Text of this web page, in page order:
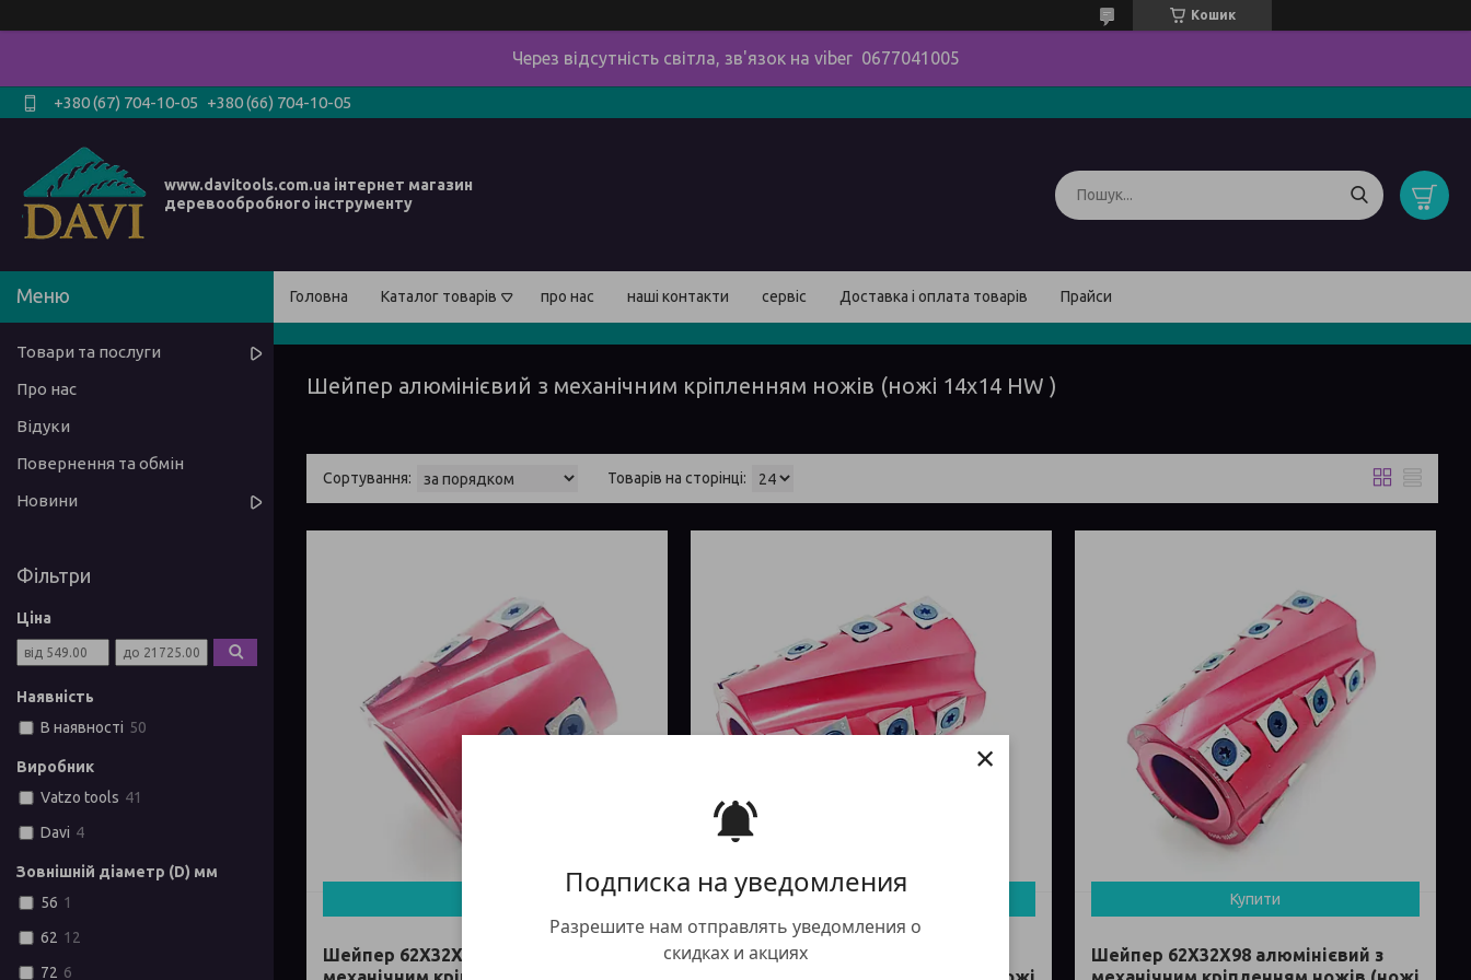
Подписка на уведомления
Разрешите нам отправлять уведомления о
скидках и акциях
×
Кошик
Через відсутність світла, зв'язок на viber 0677041005
+380 (67) 704-10-05 +380 (66) 704-10-05
www.davitools.com.ua інтернет магазин
деревообробного інструменту
Головна Каталог товарів про нас наші контакти сервіс Доставка і оплата товарів Прайси
Шейпер алюмінієвий з механічним кріпленням ножів (ножі 14x14 HW )
Шейпер 62Х32Х62 алюмінієвий з
Шейпер 62Х32Х86 алюмінієвий з
Купити
Шейпер 62Х32Х98 алюмінієвий з
Товари та послуги
Про нас
Відуки
Повернення та обмін
Новини
Фільтри
Ціна
Наявність
В наявності 50
Виробник
Vatzo tools 41
Davi 4
Зовнішній діаметр (D) мм
56 1
62 12
72 6